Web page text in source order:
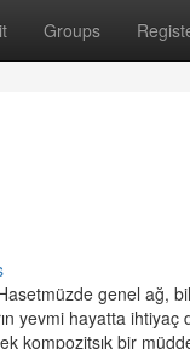
Groups
genel ağ,
yevmi hayatta
kompozitşık bir